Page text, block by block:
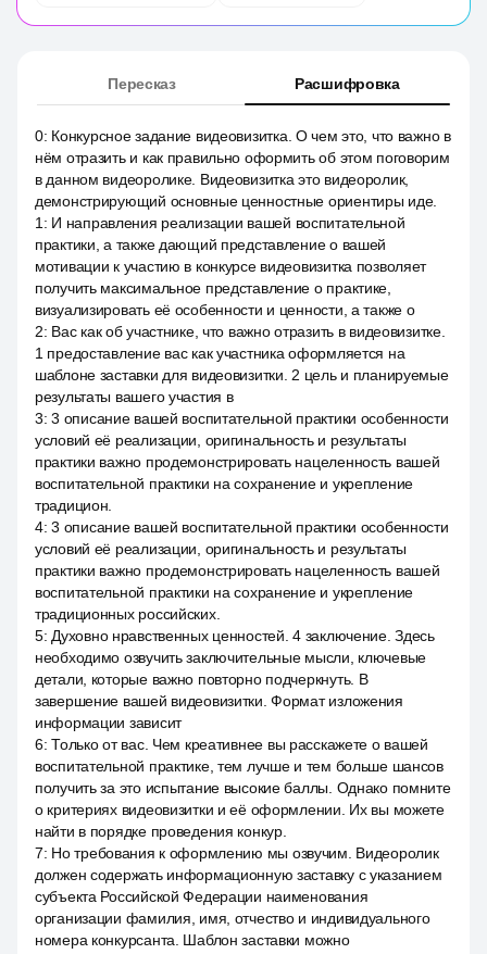
Пересказ Расшифровка
0: Конкурсное задание видеовизитка. О чем это, что важно в
нём отразить и как правильно оформить об этом поговорим
в данном видеоролике. Видеовизитка это видеоролик,
демонстрирующий основные ценностные ориентиры иде.
1 : И направления реализации вашей воспитательной
практики, а также дающий представление о вашей
мотивации к участию в конкурсе видеовизитка позволяет
получить максимальное представление о практике,
визуализировать её особенности и ценности, а также о
2: Вас как об участнике, что важно отразить в видеовизитке.
1 предоставление вас как участника оформляется на
шаблоне заставки для видеовизитки. 2 цель и планируемые
результаты вашего участия в
3:3 описание вашей воспитательной практики особенности
условий её реализации, оригинальность и результаты
практики важно продемонстрировать нацеленность вашей
воспитательной практики на сохранение и укрепление
традицион.
4:3 описание вашей воспитательной практики особенности
условий её реализации, оригинальность и результаты
практики важно продемонстрировать нацеленность вашей
воспитательной практики на сохранение и укрепление
традиционных российских.
5: Духовно нравственных ценностей. 4 заключение. Здесь
необходимо озвучить заключительные мысли, ключевые
детали, которые важно повторно подчеркнуть. В
завершение вашей видеовизитки. Формат изложения
информации зависит
6:Только от вас. Чем креативнее вы расскажете о вашей
воспитательной практике, тем лучше и тем больше шансов
получить за это испытание высокие баллы. Однако помните
о критериях видеовизитки и её оформлении. Их вы можете
найти в порядке проведения конкур.
7: Но требования к оформлению мы озвучим. Видеоролик
должен содержать информационную заставку с указанием
субъекта Российской Федерации наименования
организации фамилия, имя, отчество и индивидуального
номера конкурсанта. Шаблон заставки можно